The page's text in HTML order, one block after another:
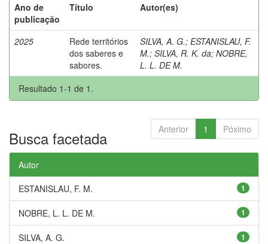
Ano de
publicação
Título Autor(es)
2025
Rede territórios
dos saberes e
sabores.
SILVA, A. G.; ESTANISLAU, F.
M.; SILVA, R. K. da; NOBRE,
L. L. DE M.
Resultado 1-1 de 1.
Anterior 1 Póximo
Busca facetada
Autor
1
ESTANISLAU, F. M.
1
NOBRE, L. L. DE M.
1
SILVA, A. G.